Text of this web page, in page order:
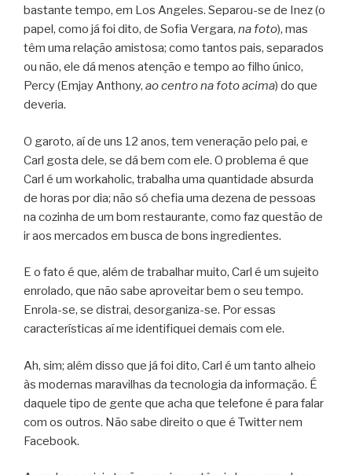
bastante tempo, em Los Angeles. Separou-se de Inez (o
papel, como já foi dito, de Sofia Vergara, na foto), mas
têm uma relação amistosa; como tantos pais, separados
ou não, ele dá menos atenção e tempo ao filho único,
Percy (Emjay Anthony, ao centro na foto acima) do que
deveria.
O garoto, aí de uns 12 anos, tem veneração pelo pai, e
Carl gosta dele, se dá bem com ele. O problema é que
Carl é um workaholic, trabalha uma quantidade absurda
de horas por dia; não só chefia uma dezena de pessoas
na cozinha de um bom restaurante, como faz questão de
ir aos mercados em busca de bons ingredientes.
E o fato é que, além de trabalhar muito, Carl é um sujeito
enrolado, que não sabe aproveitar bem o seu tempo.
Enrola-se, se distrai, desorganiza-se. Por essas
características aí me identifiquei demais com ele.
Ah, sim; além disso que já foi dito, Carl é um tanto alheio
às modernas maravilhas da tecnologia da informação. É
daquele tipo de gente que acha que telefone é para falar
com os outros. Não sabe direito o que é Twitter nem
Facebook.